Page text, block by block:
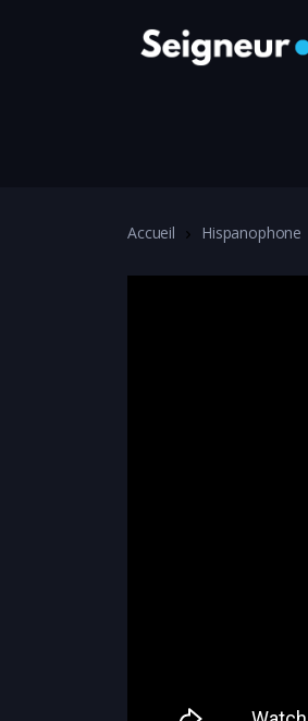
Accueil Hispanophone